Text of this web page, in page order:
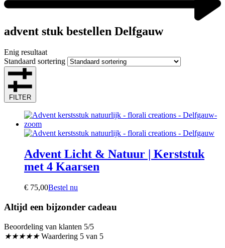
advent stuk bestellen Delfgauw
Enig resultaat
Standaard sortering
FILTER
Advent Licht & Natuur | Kerststuk
met 4 Kaarsen
€ 75,00Bestel nu
Altijd een bijzonder cadeau
Beoordeling van klanten 5/5
★★★★★ Waardering 5 van 5